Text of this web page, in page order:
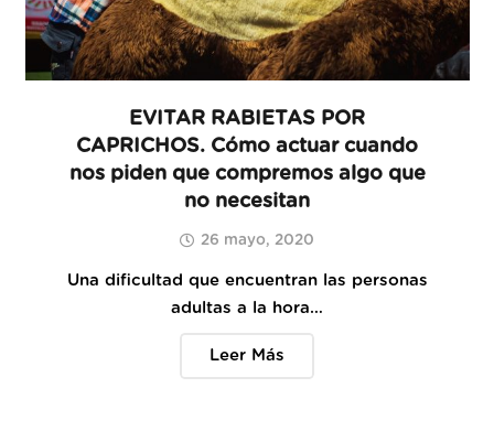
EVITAR RABIETAS POR
CAPRICHOS. Cómo actuar cuando
nos piden que compremos algo que
no necesitan
26 mayo, 2020
Una dificultad que encuentran las personas
adultas a la hora…
Leer Más